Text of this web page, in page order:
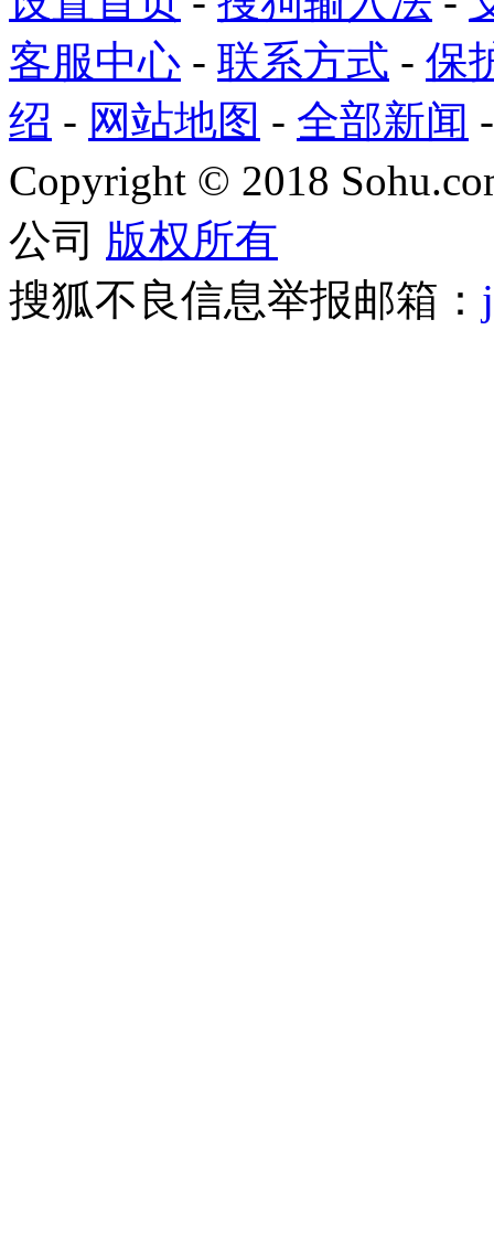
客服中心 - 联系方式 - 保
绍 - 网站地图 - 全部新闻
Copyright © 2018
公司 版权所有
搜狐不良信息举报邮箱：